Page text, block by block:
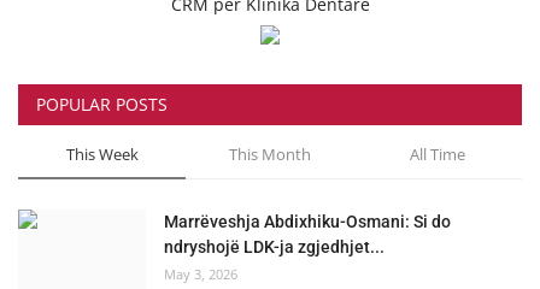
POPULAR POSTS
This Week This Month All Time
Marrëveshja Abdixhiku-Osmani: Si do
ndryshojë LDK-ja zgjedhjet...
May 3, 2026